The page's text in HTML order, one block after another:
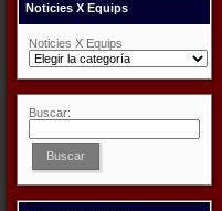
Noticies X Equips
Noticies X Equips
Buscar:
Buscar